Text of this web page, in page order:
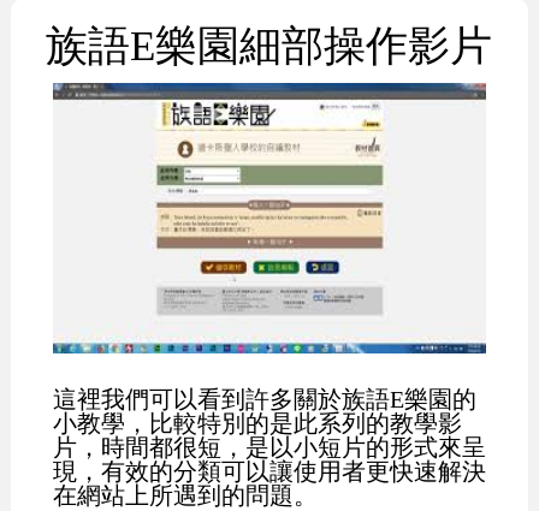
族語E樂園細部操作影片
這裡我們可以看到許多關於族語E樂園的
小教學，比較特別的是此系列的教學影
片，時間都很短，是以小短片的形式來呈
現，有效的分類可以讓使用者更快速解決
在網站上所遇到的問題。